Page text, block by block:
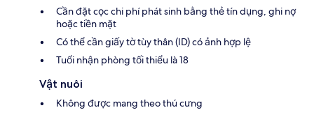
Cần đặt cọc chi phí phát sinh bằng thẻ tín dụng, ghi nợ
hoặc tiền mặt
Có thể cần giấy tờ tùy thân (ID) có ảnh hợp lệ
Tuổi nhận phòng tối thiểu là 18
Vật nuôi
Không được mang theo thú cưng